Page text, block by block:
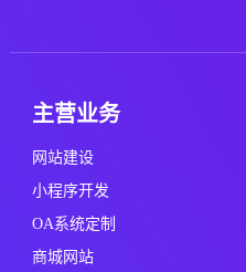
主营业务
网站建设
小程序开发
OA系统定制
商城网站